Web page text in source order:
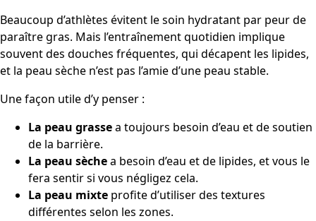
Beaucoup d’athlètes évitent le soin hydratant par peur de
paraître gras. Mais l’entraînement quotidien implique
souvent des douches fréquentes, qui décapent les lipides,
et la peau sèche n’est pas l’amie d’une peau stable.
Une façon utile d’y penser :
La peau grassea toujours besoin d’eau et de soutien
de la barrière.
La peau sèchea besoin d’eau et de lipides, et vous le
fera sentir si vous négligez cela.
La peau mixte profite d’utiliser des textures
différentes selon les zones.